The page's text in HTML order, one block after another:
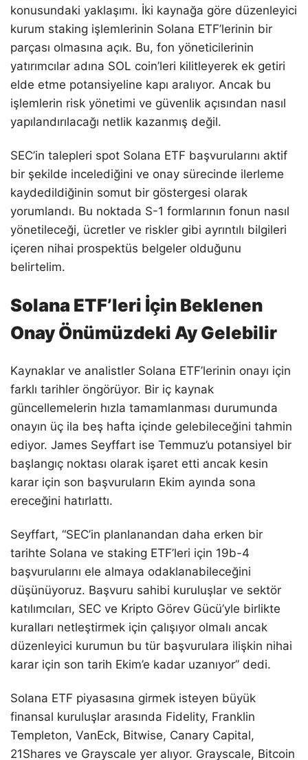
konusundaki yaklaşımı. İki kaynağa göre düzenleyici
kurum staking işlemlerinin Solana ETF’lerinin bir
parçası olmasına açık. Bu, fon yöneticilerinin
yatırımcılar adına SOL coin’leri kilitleyerek ek getiri
elde etme potansiyeline kapı aralıyor. Ancak bu
işlemlerin risk yönetimi ve güvenlik açısından nasıl
yapılandırılacağı netlik kazanmış değil.
SEC’in talepleri spot Solana ETF başvurularını aktif
bir şekilde incelediğini ve onay sürecinde ilerleme
kaydedildiğinin somut bir göstergesi olarak
yorumlandı. Bu noktada S-1 formlarının fonun nasıl
yönetileceği, ücretler ve riskler gibi ayrıntılı bilgileri
içeren nihai prospektüs belgeler olduğunu
belirtelim.
Solana ETF’leri İçin Beklenen
Onay Önümüzdeki Ay Gelebilir
Kaynaklar ve analistler Solana ETF’lerinin onayı için
farklı tarihler öngörüyor. Bir iç kaynak
güncellemelerin hızla tamamlanması durumunda
onayın üç ila beş hafta içinde gelebileceğini tahmin
ediyor. James Seyffart ise Temmuz’u potansiyel bir
başlangıç noktası olarak işaret etti ancak kesin
karar için son başvuruların Ekim ayında sona
ereceğini hatırlattı.
Seyffart, “SEC’in planlanandan daha erken bir
tarihte Solana ve staking ETF’leri için 19b-4
başvurularını ele almaya odaklanabileceğini
düşünüyoruz. Başvuru sahibi kuruluşlar ve sektör
katılımcıları, SEC ve Kripto Görev Gücü’yle birlikte
kuralları netleştirmek için çalışıyor olmalı ancak
düzenleyici kurumun bu tür başvurulara ilişkin nihai
karar için son tarih Ekim’e kadar uzanıyor” dedi.
Solana ETF piyasasına girmek isteyen büyük
finansal kuruluşlar arasında Fidelity, Franklin
Templeton, VanEck, Bitwise, Canary Capital,
21Shares ve Grayscale yer alıyor. Grayscale, Bitcoin